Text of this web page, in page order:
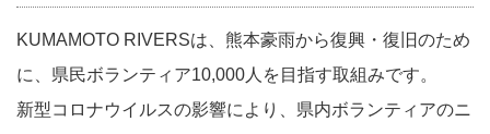
KUMAMOTO RIVERSは、熊本豪⾬から復興・復旧のため
に、県⺠ボランティア10,000⼈を⽬指す取組みです。
新型コロナウイルスの影響により、県内ボランティアのニ